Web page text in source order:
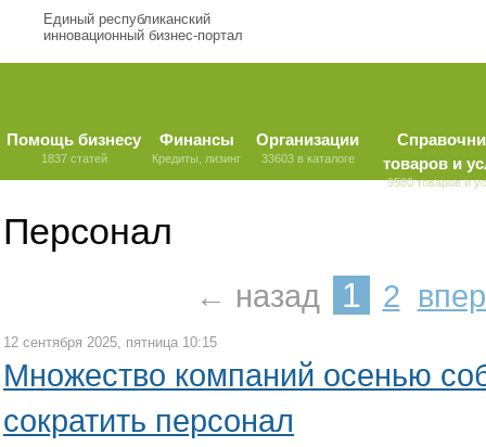
Единый республиканский
инновационный бизнес-портал
Помощь бизнесу
1837 статей
Финансы
Кредиты, лизинг
Организации
33603 в каталоге
товаров и
9580 товаров и
Персонал
← назад 1 2
12 сентября 2025, пятница 10:15
Множество компаний осенью
сократить персонал